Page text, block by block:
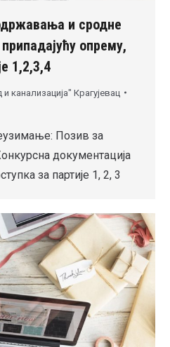
и сродне
опрему,
1,2,3,4
канализација" Крагујевац
Позив за
документација
за партије 1, 2, 3